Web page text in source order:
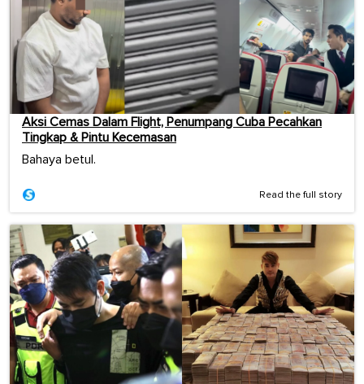
Aksi Cemas Dalam Flight, Penumpang Cuba Pecahkan
Tingkap & Pintu Kecemasan
Bahaya betul.
Read the full story